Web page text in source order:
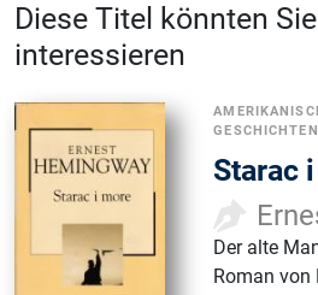
Diese Titel könnten
interessieren
GESCHICHTEN
Starac
Der alte
Roman von